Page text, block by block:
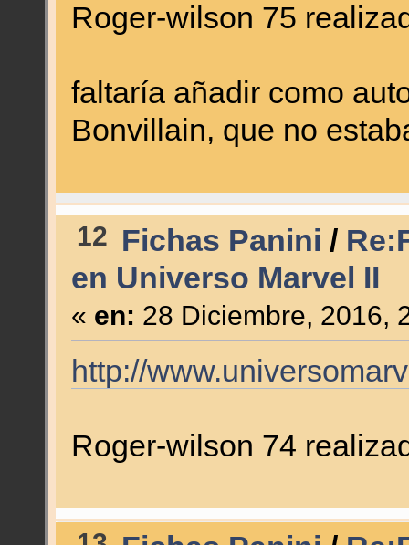
Roger-wilson 75
faltaría añadir como
Bonvillain, que no
12 Fichas Panini /
en Universo Marvel II
« en: 28 Diciembre, 2016,
http://
Roger-wilson 74